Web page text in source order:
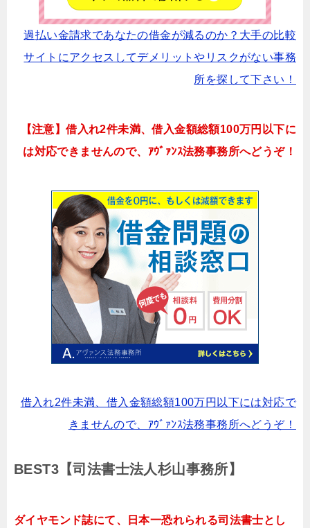
過払い金請求であなたの借金が減るのか？大手の比較
サイトにアクセスしてデメリットやリスクがない事務
所を探して下さい！
【注意】借入れ2件未満、借入金額総額100万円以下に
は対応できませんので、ｱｳﾞｧﾝｽ法務事務所へどうぞ！
借入れ2件未満、借入金額総額100万円以下には対応で
きませんので、ｱｳﾞｧﾝｽ法務事務所へどうぞ！
BEST3【司法書士法人杉山事務所】
ダイヤモンド誌にて、日本一恐れられる司法書士とし